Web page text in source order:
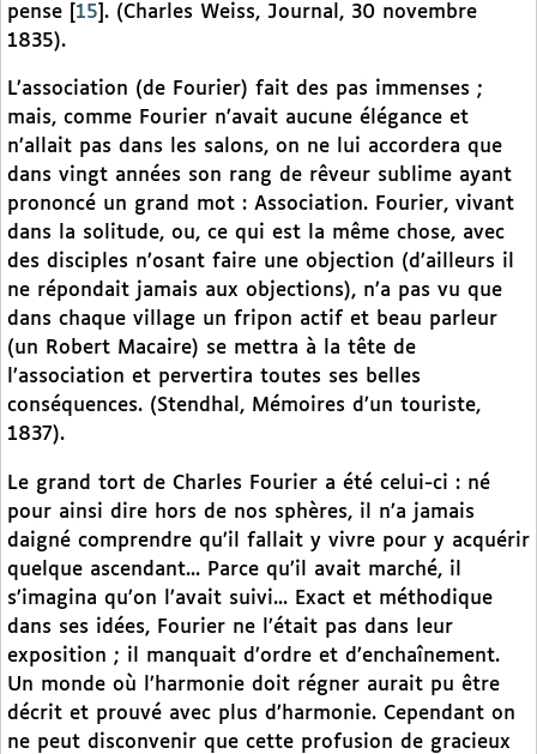
pense
15 . (Charles Weiss, Journal, 30 novembre
1835).
L’association (de Fourier) fait des pas immenses ;
mais, comme Fourier n’avait aucune élégance et
n’allait pas dans les salons, on ne lui accordera que
dans vingt années son rang de rêveur sublime ayant
prononcé un grand mot : Association. Fourier, vivant
dans la solitude, ou, ce qui est la même chose, avec
des disciples n’osant faire une objection (d’ailleurs il
ne répondait jamais aux objections), n’a pas vu que
dans chaque village un fripon actif et beau parleur
(un Robert Macaire) se mettra à la tête de
l’association et pervertira toutes ses belles
conséquences. (Stendhal, Mémoires d’un touriste,
1837).
Le grand tort de Charles Fourier a été celui-ci : né
pour ainsi dire hors de nos sphères, il n’a jamais
daigné comprendre qu’il fallait y vivre pour y acquérir
quelque ascendant... Parce qu’il avait marché, il
s’imagina qu’on l’avait suivi... Exact et méthodique
dans ses idées, Fourier ne l’était pas dans leur
exposition ; il manquait d’ordre et d’enchaînement.
Un monde où l’harmonie doit régner aurait pu être
décrit et prouvé avec plus d’harmonie. Cependant on
ne peut disconvenir que cette profusion de gracieux